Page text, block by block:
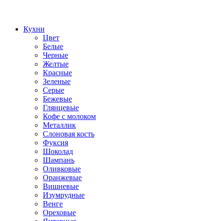
Кухни
Цвет
Белые
Черные
Желтые
Красные
Зеленые
Серые
Бежевые
Глянцевые
Кофе с молоком
Металлик
Слоновая кость
Фуксия
Шоколад
Шампань
Оливковые
Оранжевые
Вишневые
Изумрудные
Венге
Ореховые